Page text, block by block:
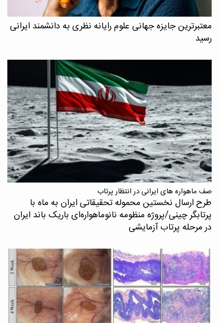
معتبرترین جایزه جهانی علوم رایانه نظری به دانشمند ایرانی
رسید
صف ماهواره های ایرانی در انتظار پرتاب
طرح ارسال نخستین محموله تحقیقاتی ایران به ماه با
پرتابگر چینی/پروژه منظومه نانوماهواره‌ای باریک باند ایران
در مرحله پرتاب آزمایشی